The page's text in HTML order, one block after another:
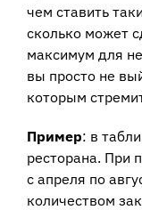
чем ставить
сколько может
максимум для
вы просто не
которым
Пример: в
ресторана. При
с апреля по
количеством